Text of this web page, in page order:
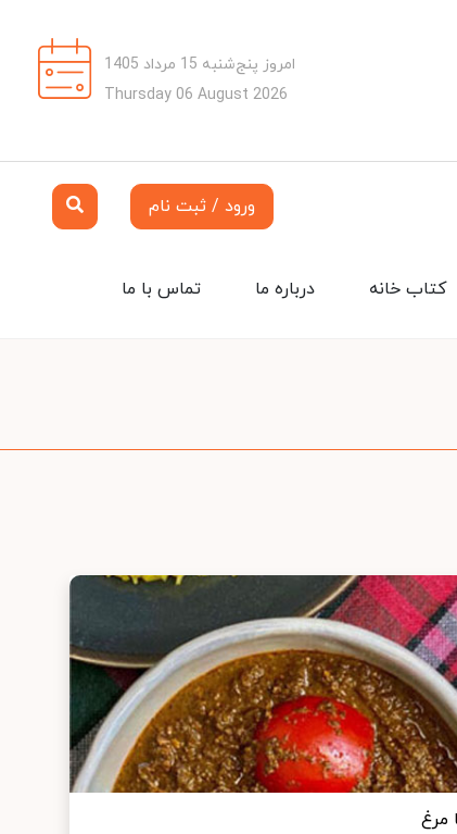
امروز پنج‌شنبه 15 مرداد 1405
Thursday 06 August 2026
ورود / ثبت نام
تماس با ما درباره ما کتاب خانه
مرغ